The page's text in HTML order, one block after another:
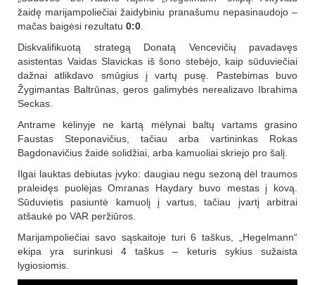
žaidę marijampoliečiai žaidybiniu pranašumu nepasinaudojo –
mačas baigėsi rezultatu 0:0
Diskvalifikuotą strategą Donatą Vencevičių pavadavęs
asistentas Vaidas Slavickas iš šono stebėjo, kaip sūduviečiai
dažnai atlikdavo smūgius į vartų pusę. Pastebimas buvo
Žygimantas Baltrūnas, geros galimybės nerealizavo Ibrahima
Seckas.
Antrame kėlinyje ne kartą mėlynai baltų vartams grasino
Faustas Steponavičius, tačiau arba vartininkas Rokas
Bagdonavičius žaidė solidžiai, arba kamuoliai skriejo pro šalį.
Ilgai lauktas debiutas įvyko: daugiau negu sezoną dėl traumos
praleidęs puolėjas Omranas Haydary buvo mestas į kovą.
Sūduvietis pasiuntė kamuolį į vartus, tačiau įvartį arbitrai
atšaukė po VAR peržiūros.
Marijampoliečiai savo sąskaitoje turi 6 taškus, „Hegelmann“
ekipa yra surinkusi 4 taškus – keturis sykius sužaista
lygiosiomis.